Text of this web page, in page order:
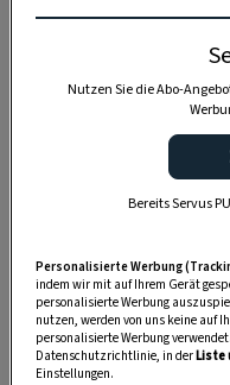
Nutzen Sie die Abo-
Bereits Servus
Personalisierte Werbung
indem wir mit auf Ihrem Gerät
personalisierte Werbung
nutzen, werden von uns keine auf
personalisierte Werbung
Datenschutzrichtlinie, in derListe
Einstellungen.